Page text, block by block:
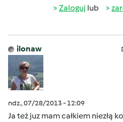
Zaloguj lub
ilonaw
ndz., 07/28/2013 - 12:09
Ja też juz mam całkiem niezłą